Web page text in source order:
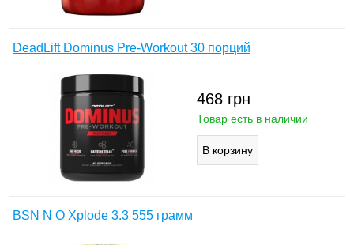
DeadLift Dominus Pre-Workout 30 порций
468 грн
Товар есть в наличии
BSN N O Xplode 3.3 555 грамм